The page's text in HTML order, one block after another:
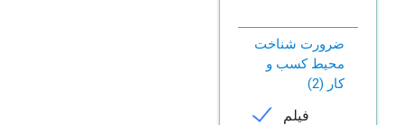
ضرورت شناخت
محیط کسب و
کار (2)
فیلم